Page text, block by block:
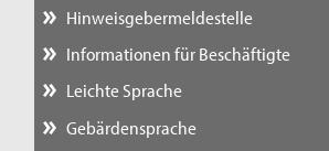
Hinweisgebermeldestelle
Informationen für Beschäftigte
Leichte Sprache
Gebärdensprache